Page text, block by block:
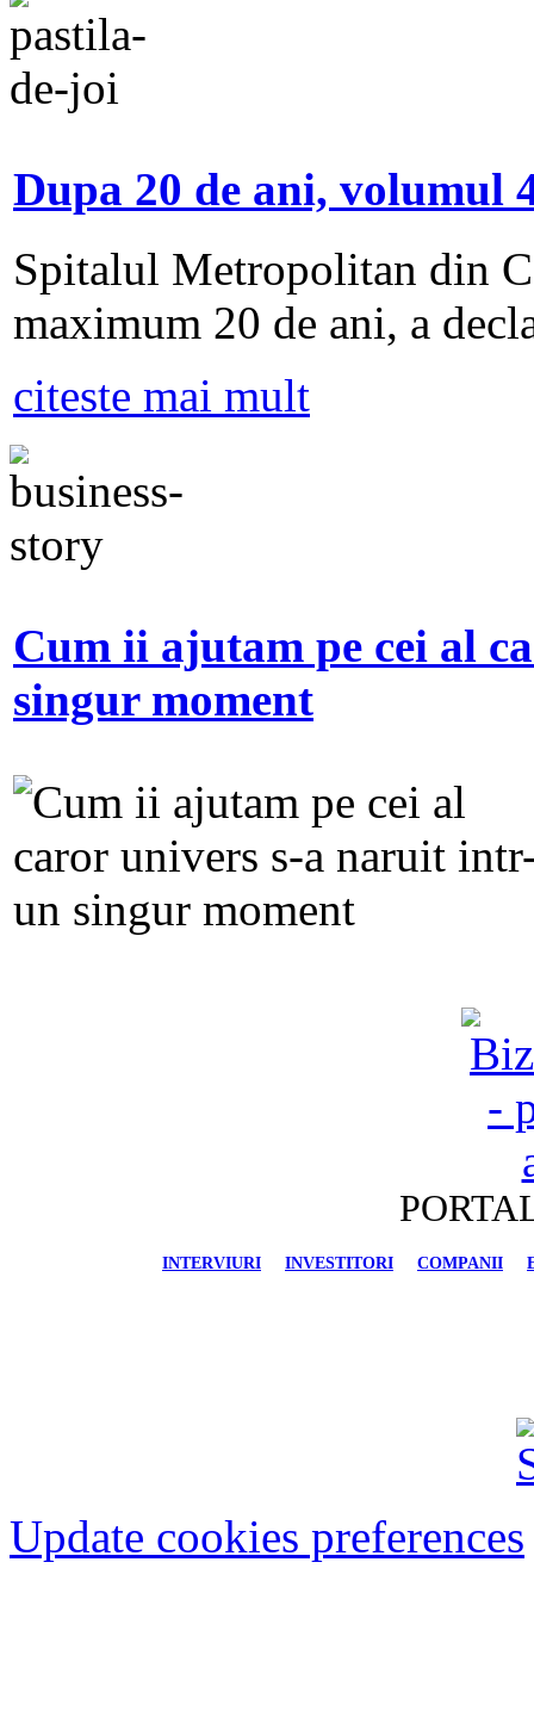
Dupa 20 de ani, volumul
Spitalul Metropolitan din
maximum 20 de ani, a
citeste mai mult
Cum ii ajutam pe cei al
singur moment
INTERVIURI INVESTITORI COMPANII
Update cookies preferences